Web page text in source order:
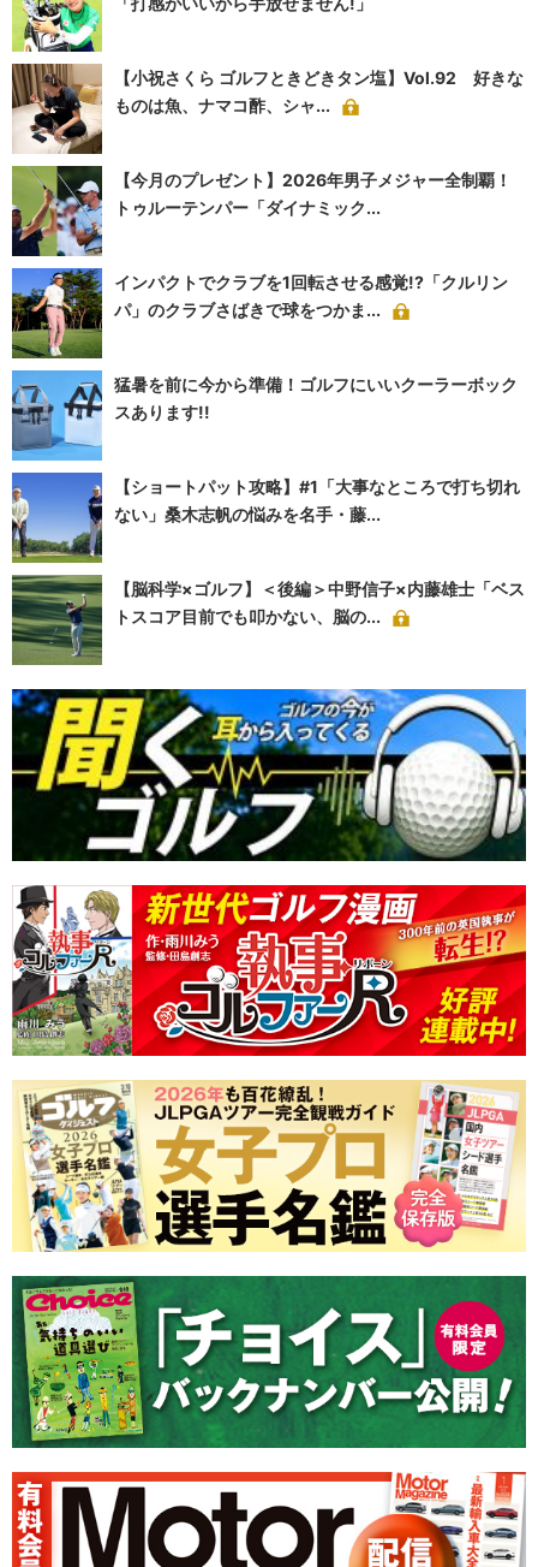
【小祝さくら ゴルフときどきタン塩】Vol.92 好きな
ものは魚、ナマコ酢、シャ...
【今月のプレゼント】2026年男子メジャー全制覇！
トゥルーテンパー「ダイナミック...
インパクトでクラブを1回転させる感覚!?「クルリン
パ」のクラブさばきで球をつかま...
猛暑を前に今から準備！ゴルフにいいクーラーボック
スあります!!
【ショートパット攻略】#1「大事なところで打ち切れ
ない」桑木志帆の悩みを名手・藤...
【脳科学×ゴルフ】＜後編＞中野信子×内藤雄士「ベス
トスコア目前でも叩かない、脳の...